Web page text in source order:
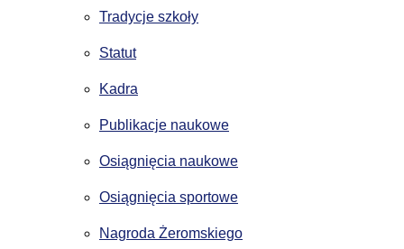
Tradycje szkoły
Statut
Kadra
Publikacje naukowe
Osiągnięcia naukowe
Osiągnięcia sportowe
Nagroda Żeromskiego